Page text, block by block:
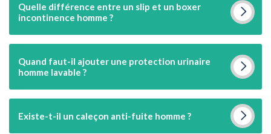
Quelle différence entre un slip et un boxer
incontinence homme ?
Quand faut-il ajouter une protection urinaire
homme lavable ?
Existe-t-il un caleçon anti-fuite homme ?